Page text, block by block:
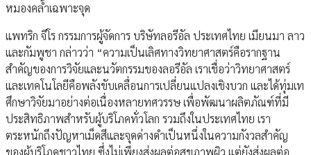
หมองคล้ำเฉพาะจุด
แพทริก จีโร กรรมการผู้จัดการ บริษัทลอรีอัล ประเทศไทย เมียนมา ลาว
และกัมพูชา กล่าวว่า “ความเป็นเลิศทางวิทยาศาสตร์คือรากฐาน
สำคัญของการวิจัยและนวัตกรรมของลอรีอัล เราเชื่อว่าวิทยาศาสตร์
และเทคโนโลยีคือพลังขับเคลื่อนการเปลี่ยนแปลงเชิงบวก และได้ทุ่มเท
ศึกษาวิจัยมาอย่างต่อเนื่องหลายทศวรรษ เพื่อพัฒนาผลิตภัณฑ์ที่มี
ประสิทธิภาพสำหรับผู้บริโภคทั่วโลก รวมถึงในประเทศไทย เรา
ตระหนักถึงปัญหาเม็ดสีและจุดด่างดำเป็นหนึ่งในความกังวลสำคัญ